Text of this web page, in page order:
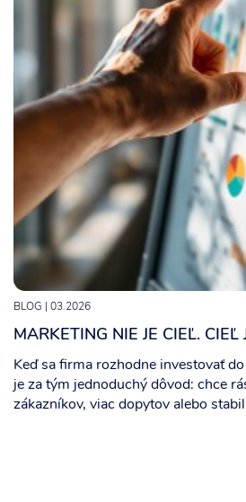
BLOG | 03.2026
MARKETING NIE JE CIEĽ. CIEĽ
Keď sa firma rozhodne investovať
je za tým jednoduchý dôvod: chce
zákazníkov, viac dopytov alebo